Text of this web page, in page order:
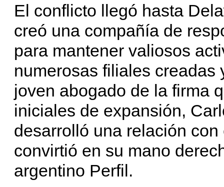
El conflicto llegó hasta
creó una compañía de
para mantener valiosos
numerosas filiales creadas
joven abogado de la firma
iniciales de expansión,
desarrolló una relación
convirtió en su mano
argentino Perfil.